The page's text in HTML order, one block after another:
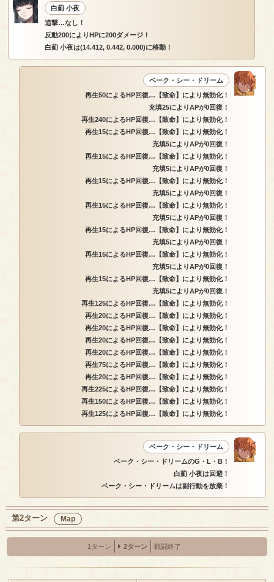
白薊 小夜
追撃…なし！
反動200によりHPに200ダメージ！
白薊 小夜は(14.412, 0.442, 0.000)に移動！
ベーク・シー・ドリーム
再生50によるHP回復…【致命】により無効化！
充填25によりAPが0回復！
再生240によるHP回復…【致命】により無効化！
再生15によるHP回復…【致命】により無効化！
充填5によりAPが0回復！
再生15によるHP回復…【致命】により無効化！
充填5によりAPが0回復！
再生15によるHP回復…【致命】により無効化！
充填5によりAPが0回復！
再生15によるHP回復…【致命】により無効化！
充填5によりAPが0回復！
再生15によるHP回復…【致命】により無効化！
充填5によりAPが0回復！
再生15によるHP回復…【致命】により無効化！
充填5によりAPが0回復！
再生15によるHP回復…【致命】により無効化！
充填5によりAPが0回復！
再生125によるHP回復…【致命】により無効化！
再生20によるHP回復…【致命】により無効化！
再生20によるHP回復…【致命】により無効化！
再生20によるHP回復…【致命】により無効化！
再生20によるHP回復…【致命】により無効化！
再生75によるHP回復…【致命】により無効化！
再生20によるHP回復…【致命】により無効化！
再生225によるHP回復…【致命】により無効化！
再生150によるHP回復…【致命】により無効化！
再生125によるHP回復…【致命】により無効化！
ベーク・シー・ドリーム
ベーク・シー・ドリームのG・L・B！
白薊 小夜は回避！
ベーク・シー・ドリームは副行動を放棄！
第2ターン Map
1ターン 2ターン 戦闘終了